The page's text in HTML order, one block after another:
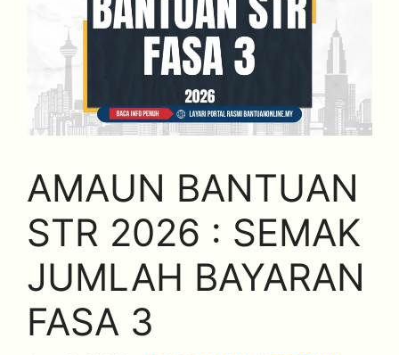
AMAUN BANTUAN
STR 2026 : SEMAK
JUMLAH BAYARAN
FASA 3